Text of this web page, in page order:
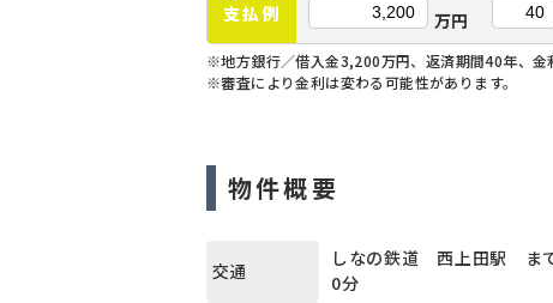
支払例
万円
※地方銀行／借入金3,200万円、返済期間40年、
※審査により金利は変わる可能性があります。
物件概要
交通
しなの鉄道 西上田駅 ま
0分